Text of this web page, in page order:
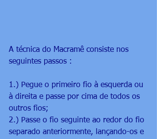
A técnica do Macramê consiste nos
seguintes passos :
1.) Pegue o primeiro fio à esquerda ou
à direita e passe por cima de todos os
outros fios;
2.) Passe o fio seguinte ao redor do fio
separado anteriormente, lançando-os e